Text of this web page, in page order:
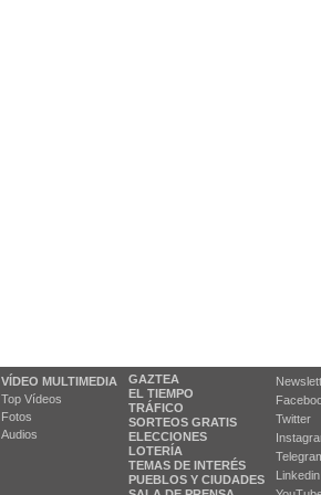
VÍDEO MULTIMEDIA
Top Vídeos
Fotos
Audios
GAZTEA
EL TIEMPO
TRÁFICO
SORTEOS GRATIS
ELECCIONES
LOTERÍA
TEMAS DE INTERÉS
PUEBLOS Y CIUDADES
Twitter
Linkedin